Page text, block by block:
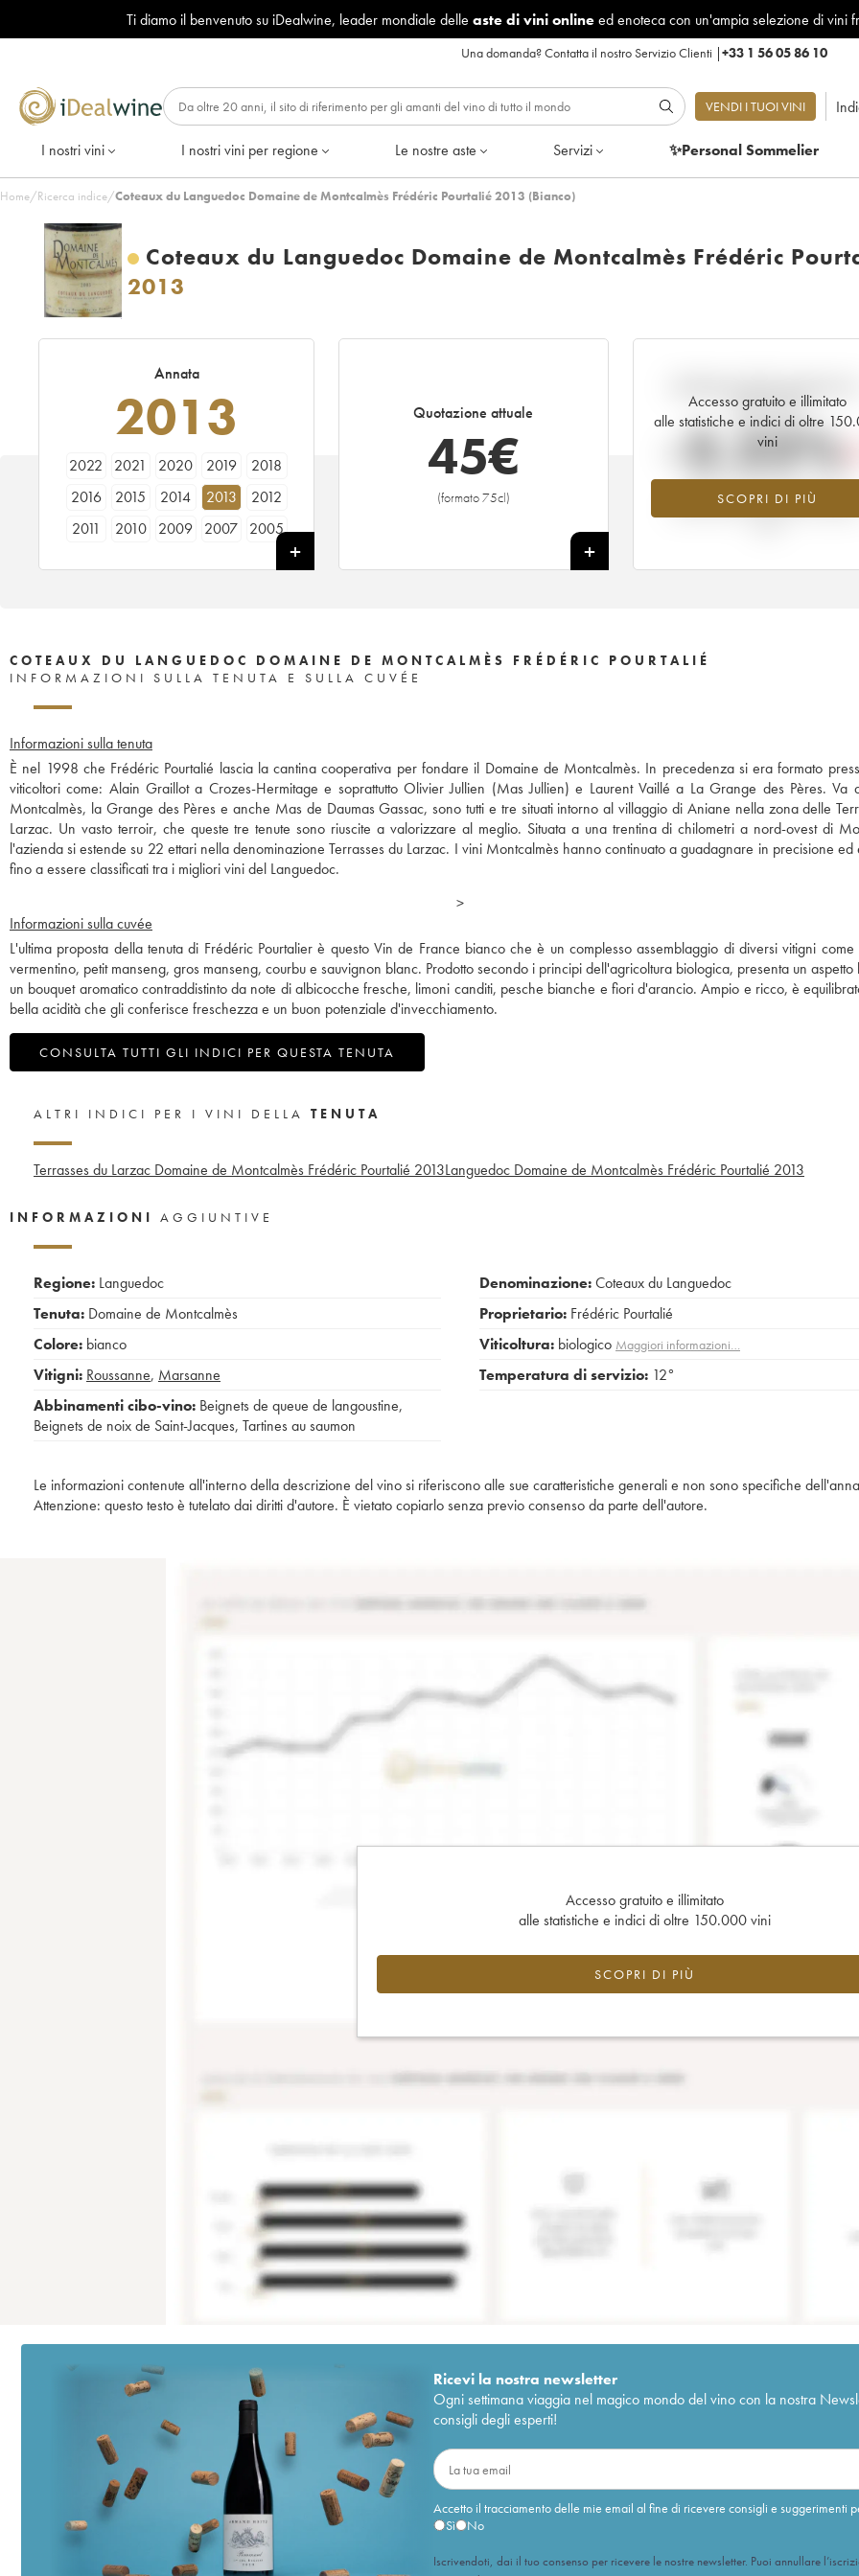
Ti diamo il benvenuto su iDealwine, leader mondiale delle aste di vini onlineed enoteca con un'ampia selezione di vini
Una domanda?Contatta il nostro Servizio Clienti |+33 1 56 05 86 10
VENDI I TUOI VINI
I nostri vini I nostri vini per regione Le nostre aste Servizi ✨Personal Sommelier
Home/Ricerca indice/Coteaux du Languedoc Domaine de Montcalmès Frédéric Pourtalié 2013 (Bianco)
Coteaux du Languedoc Domaine de Montcalmès Frédéric
2013
Annata
2013
2022 2021 2020 2019
2018
2016
2015 2014 2013
2012
2011
2010 2009 2007 2005
Quotazione attuale
45€
(formato 75cl)
+
Accesso gratuito e illimitato
alle statistiche e indici di oltre
vini
SCOPRI DI PIÙ
tempo reale
-2.22%
Tendenza al ribasso per il valore
dell'annata 2013 nel 2026 rispetto
COTEAUX DU LANGUEDOC DOMAINE DE MONTCALMÈS FRÉDÉRIC POURTALIÉ
INFORMAZIONI SULLA TENUTA E SULLA CUVÉE
Informazioni sulla tenuta
È nel 1998 che Frédéric Pourtalié lascia la cantina cooperativa per fondare il Domaine de Montcalmès. In precedenza si era formato
viticoltori come: Alain Graillot a Crozes-Hermitage e soprattutto Olivier Jullien (Mas Jullien) e Laurent Vaillé a La Grange des Pères. Va
Montcalmès, la Grange des Pères e anche Mas de Daumas Gassac, sono tutti e tre situati intorno al villaggio di Aniane nella zona delle
Larzac. Un vasto terroir, che queste tre tenute sono riuscite a valorizzare al meglio. Situata a una trentina di chilometri a nord-ovest di
l'azienda si estende su 22 ettari nella denominazione Terrasses du Larzac. I vini Montcalmès hanno continuato a guadagnare in precisione ed
fino a essere classificati tra i migliori vini del Languedoc.
>
Informazioni sulla cuvée
L'ultima proposta della tenuta di Frédéric Pourtalier è questo Vin de France bianco che è un complesso assemblaggio di diversi vitigni
vermentino, petit manseng, gros manseng, courbu e sauvignon blanc. Prodotto secondo i principi dell'agricoltura biologica, presenta un aspetto
un bouquet aromatico contraddistinto da note di albicocche fresche, limoni canditi, pesche bianche e fiori d'arancio. Ampio e ricco, è
bella acidità che gli conferisce freschezza e un buon potenziale d'invecchiamento.
CONSULTA TUTTI GLI INDICI PER QUESTA TENUTA
ALTRI INDICI PER I VINI DELLA TENUTA
Terrasses du Larzac Domaine de Montcalmès Frédéric Pourtalié 2013Languedoc Domaine de Montcalmès Frédéric Pourtalié 2013
INFORMAZIONI AGGIUNTIVE
Regione: Languedoc
Tenuta: Domaine de Montcalmès
Colore: bianco
Vitigni: Roussanne, Marsanne
Abbinamenti cibo-vino: Beignets de queue de langoustine,
Beignets de noix de Saint-Jacques, Tartines au saumon
Denominazione:Coteaux du Languedoc
Proprietario: Frédéric Pourtalié
Viticoltura: biologico Maggiori informazioni…
Temperatura di servizio: 12°
Le informazioni contenute all'interno della descrizione del vino si riferiscono alle sue caratteristiche generali e non sono specifiche
Attenzione: questo testo è tutelato dai diritti d'autore. È vietato copiarlo senza previo consenso da parte dell'autore.
Accesso gratuito e illimitato
alle statistiche e indici di oltre 150.000 vini
SCOPRI DI PIÙ
Ricevi la nostra newsletter
Ogni settimana viaggia nel magico mondo del vino con la nostra
consigli degli esperti!
Accetto il tracciamento delle mie email al fine di ricevere consigli e suggerimenti
Sì
No
Iscrivendoti, dai il tuo consenso per ricevere le nostre newsletter. Puoi annullare